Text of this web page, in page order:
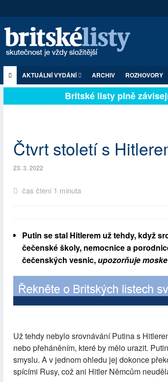
AKTUÁLNÍ VYDÁNÍ ARCHIV ROZHOVORY
Britské listy plně
Čtvrt století s
23. 3. 2022
čas čtení 1 minuta
Putin se stal Hitlerem už tehdy, když
čečenské školy, nemocnice a
čečenských vesnic,upozorňuje
Už tehdy nebylo srovnávání Putina s
nebo přeháněním, které by mělo urazit.
smyslu. A v jednom ohledu jej dokonce
spícími Rusy, což ani Hitler Němcům